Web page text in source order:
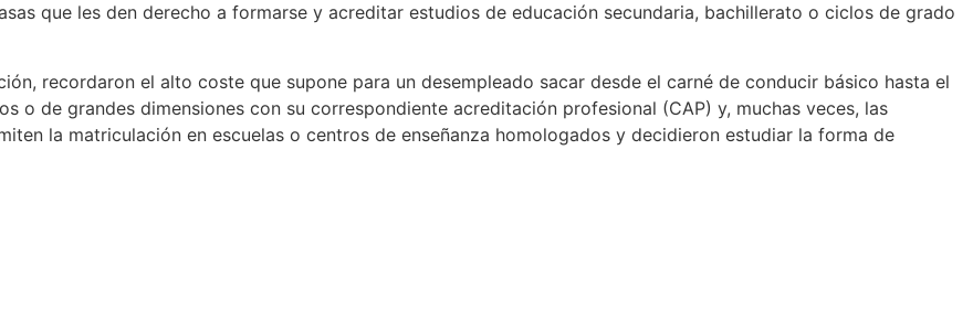
que les den derecho a formarse y acreditar estudios de educación secundaria, bachillerato o ciclos de grado
recordaron el alto coste que supone para un desempleado sacar desde el carné de conducir básico hasta el
o de grandes dimensiones con su correspondiente acreditación profesional (CAP) y, muchas veces, las
la matriculación en escuelas o centros de enseñanza homologados y decidieron estudiar la forma de